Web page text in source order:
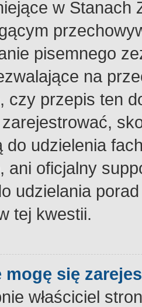
w Stanach
pisemnego
na
czy przepis ten
do udzielenia
ani oficjalny
udzielania
tej kwestii.
mogę się
właściciel